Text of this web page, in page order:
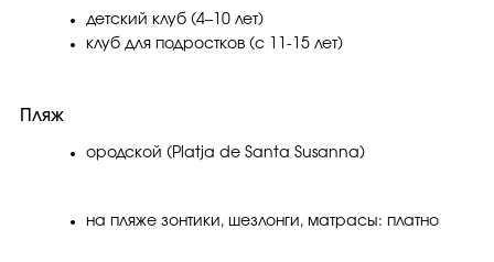
детский клуб (4–10 лет)
клуб для подростков (с 11-15 лет)
Пляж
ородской (Platja de Santa Susanna)
на пляже зонтики, шезлонги, матрасы: платно